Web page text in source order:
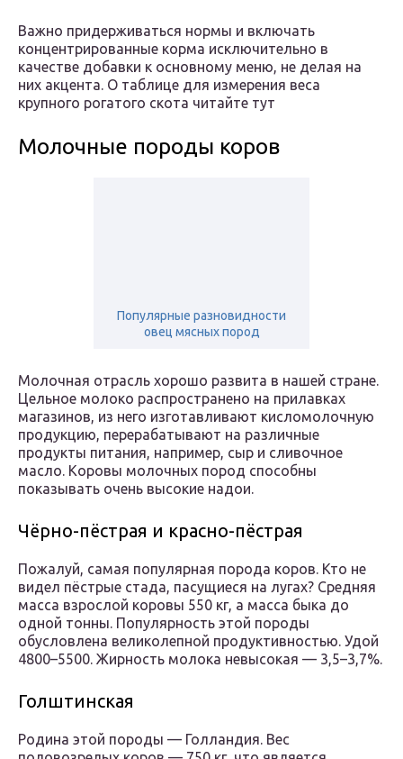
Важно придерживаться нормы и включать
концентрированные корма исключительно в
качестве добавки к основному меню, не делая на
них акцента. О таблице для измерения веса
крупного рогатого скота читайте тут
Молочные породы коров
Популярные разновидности
овец мясных пород
Молочная отрасль хорошо развита в нашей стране.
Цельное молоко распространено на прилавках
магазинов, из него изготавливают кисломолочную
продукцию, перерабатывают на различные
продукты питания, например, сыр и сливочное
масло. Коровы молочных пород способны
показывать очень высокие надои.
Чёрно-пёстрая и красно-пёстрая
Пожалуй, самая популярная порода коров. Кто не
видел пёстрые стада, пасущиеся на лугах? Средняя
масса взрослой коровы 550 кг, а масса быка до
одной тонны. Популярность этой породы
обусловлена великолепной продуктивностью. Удой
4800–5500. Жирность молока невысокая — 3,5–3,7%.
Голштинская
Родина этой породы — Голландия. Вес